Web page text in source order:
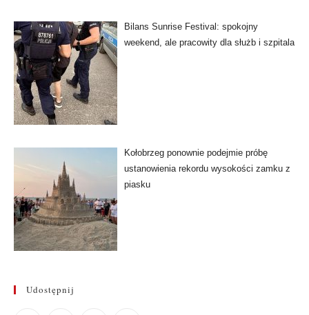
Bilans Sunrise Festival: spokojny
weekend, ale pracowity dla służb i szpitala
Kołobrzeg ponownie podejmie próbę
ustanowienia rekordu wysokości zamku z
piasku
Udostępnij